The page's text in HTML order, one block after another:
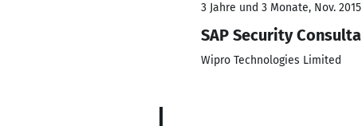
3 Jahre und 3 Monate, Nov.
SAP Security
Wipro Technologies Limited